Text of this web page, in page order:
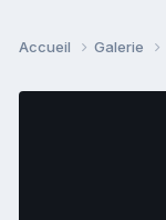
Accueil Galerie